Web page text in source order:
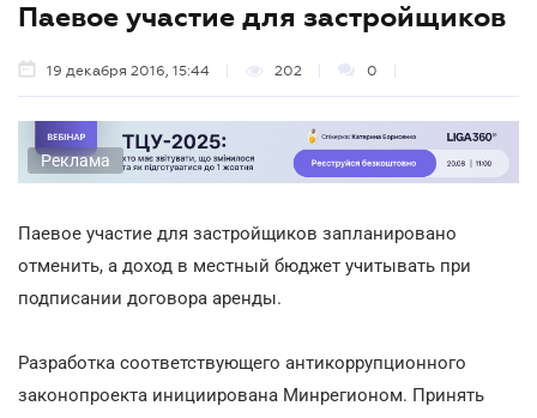
Паевое участие для застройщиков
19 декабря 2016, 15:44 202 0
Реклама
Паевое участие для застройщиков запланировано
отменить, а доход в местный бюджет учитывать при
подписании договора аренды.
Разработка соответствующего антикоррупционного
законопроекта инициирована Минрегионом. Принять